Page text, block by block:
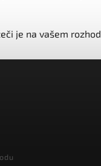
je na vašem